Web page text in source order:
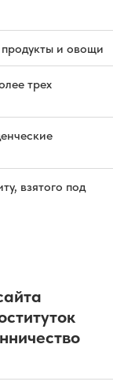
и овощи
трех
взятого под